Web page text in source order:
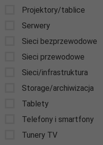
Projektory/tablice
Serwery
Sieci bezprzewodowe
Sieci przewodowe
Sieci/infrastruktura
Storage/archiwizacja
Tablety
Telefony i smartfony
Tunery TV